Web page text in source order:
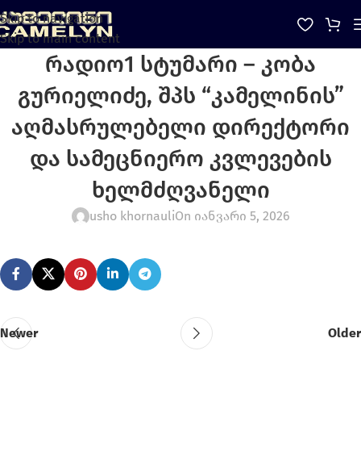
Skip to navigation
Skip to main content
რადიო1 სტუმარი – კობა
გურიელიძე, შპს “კამელინის”
აღმასრულებელი დირექტორი
და სამეცნიერო კვლევების
ხელმძღვანელი
usho khornauliOn იანვარი 5, 2026
Newer Older